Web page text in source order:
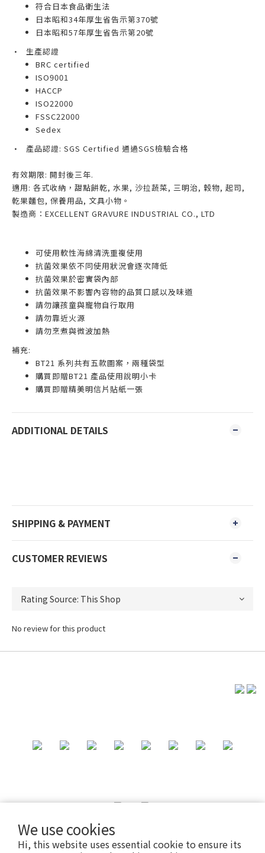
We use cookies
Hi, this website uses essential cookie to ensure its
符合日本食品衛生法
日本昭和34年厚生省告示第370號
日本昭和57年厚生省告示第20號
•
生產認證
BRC certified
ISO9001
HACCP
ISO22000
FSSC22000
Sedex
•
產品認證: SGS Certified 通過SGS檢驗合格
有效期限: 開封後三年.
適用: 各式收納，甜點餅乾, 水果, 沙拉蔬菜, 三明治, 穀物, 起司,
乾果麵包, 保養用品, 文具小物。
製造商：EXCELLENT GRAVURE INDUSTRIAL CO., LTD
可使用軟性海綿清洗重複使用
抗菌效果依不同使用狀況會逐次降低
抗菌效果於密實袋內部
抗菌效果不影響內容物的品質口感以及味道
請勿讓孩童與寵物自行取用
請勿靠近火源
請勿烹煮與微波加熱
補充:
BT21 系列共有五款圖案，兩種袋型
購買即贈BT21 產品使用說明小卡
購買即贈精美明信片貼紙一張
ADDITIONAL DETAILS
SHIPPING & PAYMENT
CUSTOMER REVIEWS
No review for this product
2025 © PLAYBAG INTERNATIONAL LTD